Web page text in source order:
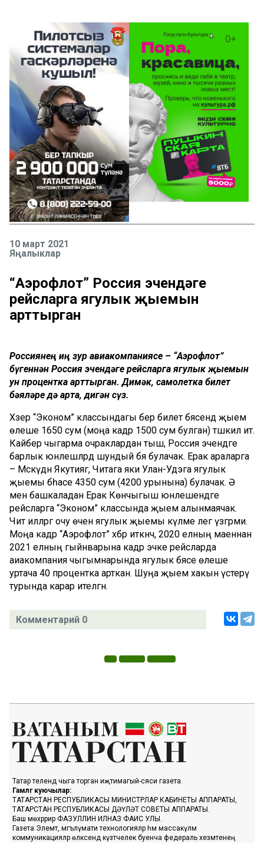
10 март 2021
Яңалыклар
“Аэрофлот” Россия эчендәге
рейсларга ягулык җыемын
арттырган
Россиянең иң зур авиакомпаниясе – “Аэрофлот”
бүгеннән Россия эчендәге рейсларга ягулык җыемын
ун процентка арттырган. Димәк, самолетка билет
бәяләре дә арта, дигән сүз.
Хәзер “Эконом” классындагы бер билет бәясендә җыем
өлеше 1650 сум (моңа кадәр 1500 сум булган) тәшкил итә.
Кайбер чыгарма очраклардан тыш, Россия эчендәге
барлык юнәлешләрдә шундый бәя булачак. Ерак араларга
– Мәскәүдән Якутиягә, Читага яки Улан-Удэга ягулык
җыемы бәһасе 4350 сум (4200 урынына) булачак. Ә
менә башкаладан Ерак Көнчыгыш юнәлешендәге
рейсларга “Эконом” классында җыем алынмаячак.
Чит илләргә очу өчен ягулык җыемы күләме әлегә үзгәрми.
Моңа кадәр “Аэрофлот” хәбәр иткәнчә, 2020 елның маеннан
2021 елның гыйнварына кадәр эчке рейсларда
аиакомпания чыгымнарында ягулык бәясе өлеше
уртача 40 процентка арткан. Шуңа җыем хакын үстерү
турында карар ителгән.
Комментарий 0
Татар телендә чыга торган иҗтимагый-сәяси газета.
Гамәлгә куючылар:
ТАТАРСТАН РЕСПУБЛИКАСЫ МИНИСТРЛАР КАБИНЕТЫ АППАРАТЫ,
ТАТАРСТАН РЕСПУБЛИКАСЫ ДӘҮЛӘТ СОВЕТЫ АППАРАТЫ.
Баш мөхәррир ФАЗУЛЛИН ИЛНАЗ ФАИС УЛЫ.
Газета Элемтә, мәгълүмати технологияләр һәм массакүләм
коммуникацияләр өлкәсендә күзәтчелек буенча федераль хезмәтенең